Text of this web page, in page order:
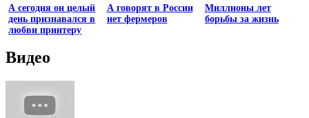
А сегодня он целый
день признавался в
любви принтеру
А говорят в России
нет фермеров
Миллионы лет
борьбы за жизнь
Видео